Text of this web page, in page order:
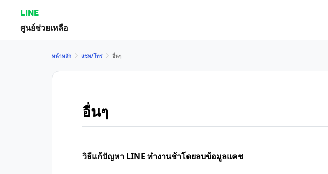
LINE
ศูนย์ช่วยเหลือ
หน้าหลัก แชท/โทร อื่นๆ
อื่นๆ
วิธีแก้ปัญหา LINE ทำงานช้าโดยลบข้อมูลแคช